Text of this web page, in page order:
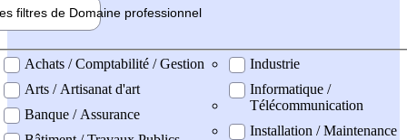
filtres de Domaine professionnel
professionel
Achats / Comptabilité / Gestion
Arts / Artisanat d'art
Banque / Assurance
Industrie
Informatique /
Télécommunication
Installation / Maintenance